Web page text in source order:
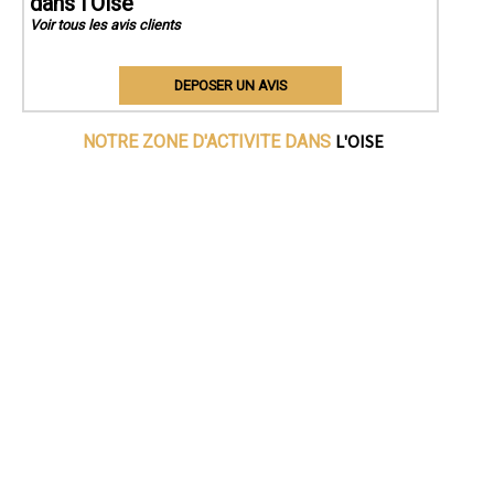
Voir tous les avis clients
DEPOSER UN AVIS
NOTRE ZONE D'ACTIVITE DANS L'OISE